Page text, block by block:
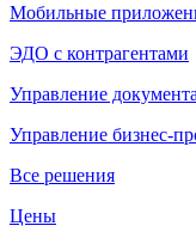
Мобильные
ЭДО с контрагентами
Управление
Управление бизнес-
Все решения
Цены